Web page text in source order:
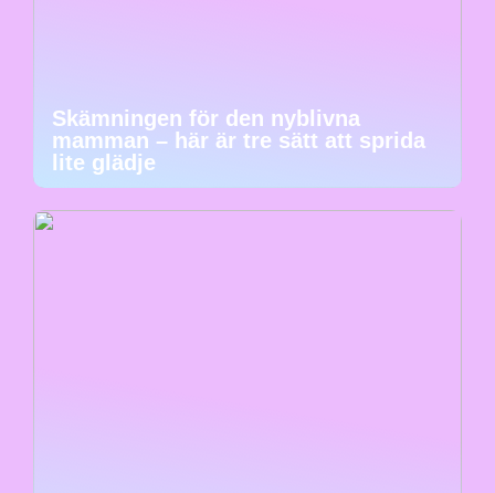
Skämningen för den nyblivna
mamman – här är tre sätt att sprida
lite glädje